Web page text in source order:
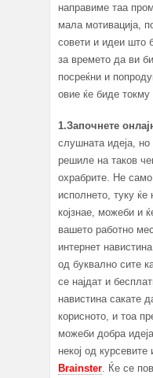
направиме таа
мала мотивација,
совети и идеи што
за времето да ви
посреќни и
овие ќе биде токму
1.Започнете
слушната идеја,
решиле на таков
охрабрите. Не
исполнето, туку ќе
којзнае, можеби и
вашето работно
интернет
од буквално сите
се најдат и
навистина сакате
корисното, и тоа
можеби добра
некој од
Brainster . Ќе се